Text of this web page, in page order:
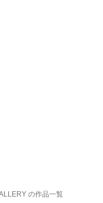
の作品一覧